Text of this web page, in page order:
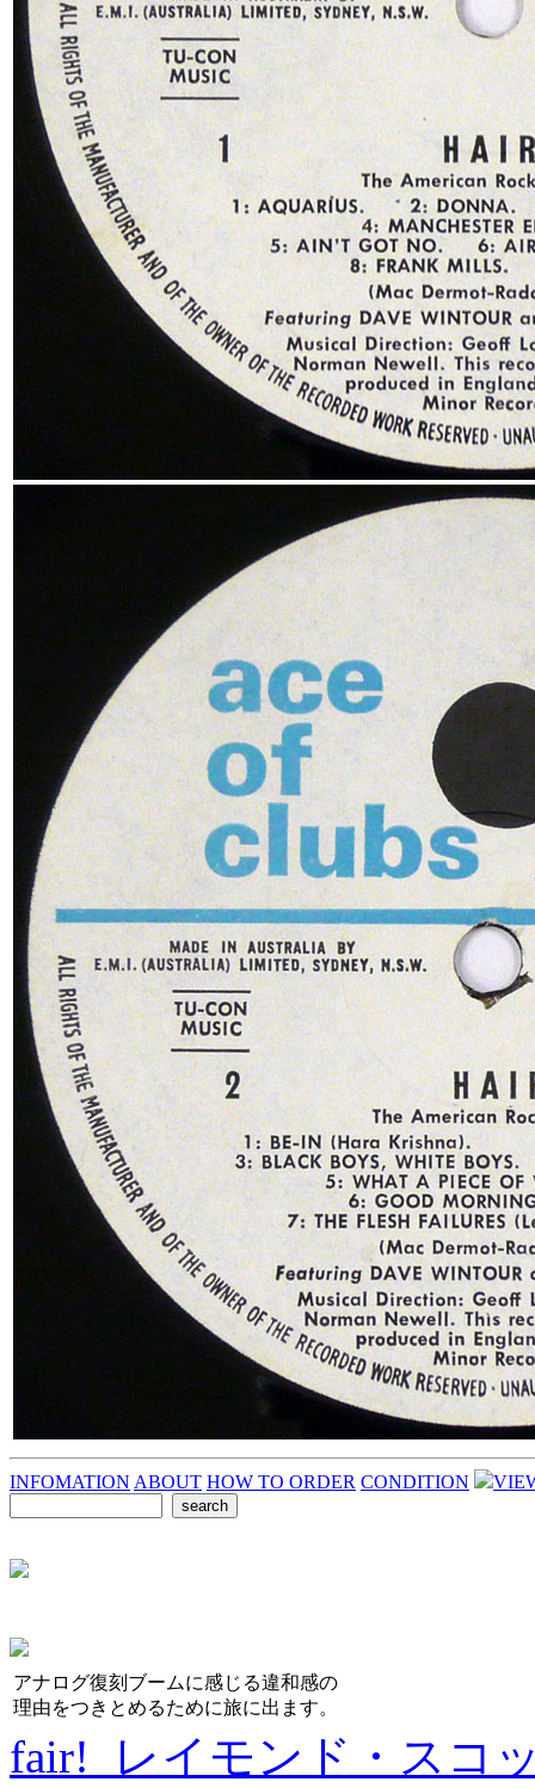
INFOMATION ABOUT HOW TO ORDER CONDITION
アナログ復刻ブームに感じる違和感の
理由をつきとめるために旅に出ます。
fair! レイモンド・スコ